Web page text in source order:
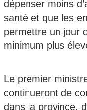
dépenser moins
santé et que les
permettre un jour
minimum plus
Le premier
continueront de
dans la province,